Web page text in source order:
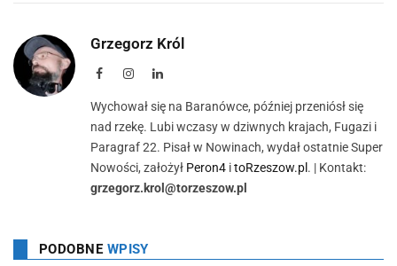
Grzegorz Król
FacebookInstagramLinkedIn
Wychował się na Baranówce, później przeniósł się
nad rzekę. Lubi wczasy w dziwnych krajach, Fugazi i
Paragraf 22. Pisał w Nowinach, wydał ostatnie Super
Nowości, założył Peron4 itoRzeszow.pl. | Kontakt:
grzegorz.krol@torzeszow.pl
PODOBNE WPISY